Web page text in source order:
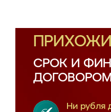
СРОК И
Ни рубля